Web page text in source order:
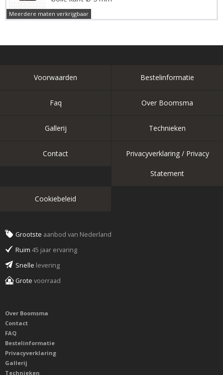
€ 1,45
Meerdere maten verkrijgbaar
Voorwaarden Bestelinformatie
Faq Over Boomsma
Gallerij Technieken
Contact Privacyverklaring / Privacy
Statement
Cookiebeleid
Grootste aanbod van Nederland
Ruim 45 jaar ervaring
Snelle levering
Grote voorraad
Over Boomsma
Contact
FAQ
Bestelinformatie
Privacyverklaring
Gallerij
Technieken